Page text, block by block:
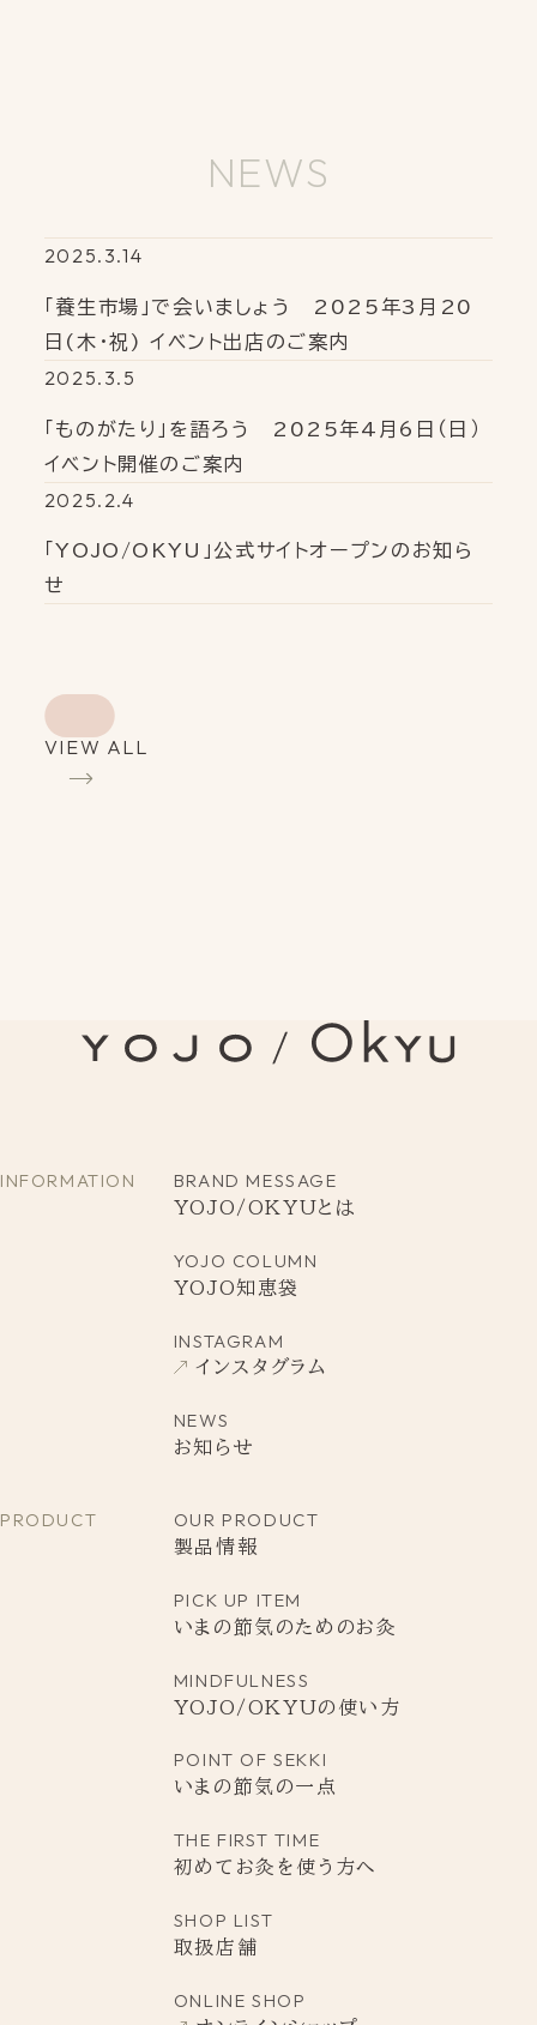
NEWS
2025.3.14
「養生市場」で会いましょう 2025年3月20
日(木・祝) イベント出店のご案内
2025.3.5
「ものがたり」を語ろう 2025年4月6日（日）
イベント開催のご案内
2025.2.4
「YOJO/OKYU」公式サイトオープンのお知ら
せ
VIEW ALL
INFORMATION BRAND MESSAGE
YOJO/OKYUとは
YOJO COLUMN
YOJO知恵袋
INSTAGRAM
インスタグラム
NEWS
お知らせ
PRODUCT OUR PRODUCT
製品情報
PICK UP ITEM
いまの節気のためのお灸
MINDFULNESS
YOJO/OKYUの使い方
POINT OF SEKKI
いまの節気の一点
THE FIRST TIME
初めてお灸を使う方へ
SHOP LIST
取扱店舗
ONLINE SHOP